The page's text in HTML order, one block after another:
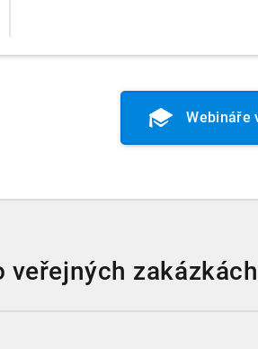
Webináře
veřejných zakázkách